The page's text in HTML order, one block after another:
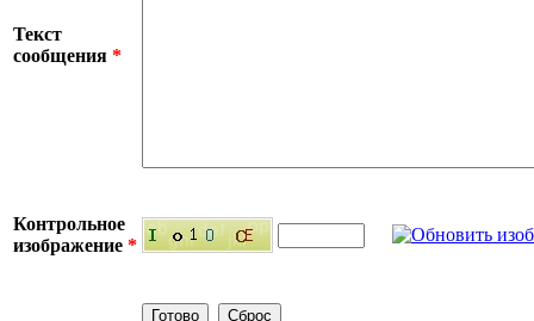
Текст
сообщения *
Контрольное
изображение *